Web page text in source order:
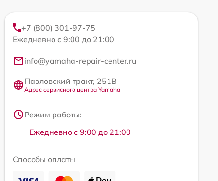
+7 (800) 301-97-75
Ежедневно с 9:00 до 21:00
info@yamaha-repair-center.ru
Павловский тракт, 251В
Адрес сервисного центра Yamaha
Режим работы:
Ежедневно с 9:00 до 21:00
Способы оплаты